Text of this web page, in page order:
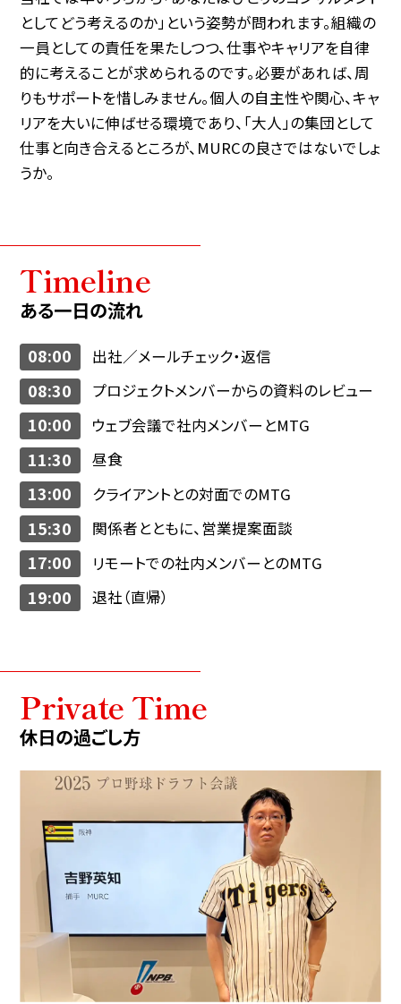
としてどう考えるのか」という姿勢が問われます。組織の
一員としての責任を果たしつつ、仕事やキャリアを自律
的に考えることが求められるのです。必要があれば、周
りもサポートを惜しみません。個人の自主性や関心、キャ
リアを大いに伸ばせる環境であり、「大人」の集団として
仕事と向き合えるところが、MURCの良さではないでしょ
うか。
Timeline
ある一日の流れ
08:00 出社／メールチェック・返信
08:30 プロジェクトメンバーからの資料のレビュー
10:00 ウェブ会議で社内メンバーとMTG
11:30 昼食
13:00 クライアントとの対面でのMTG
15:30 関係者とともに、営業提案面談
17:00 リモートでの社内メンバーとのMTG
19:00 退社（直帰）
Private Time
休日の過ごし方